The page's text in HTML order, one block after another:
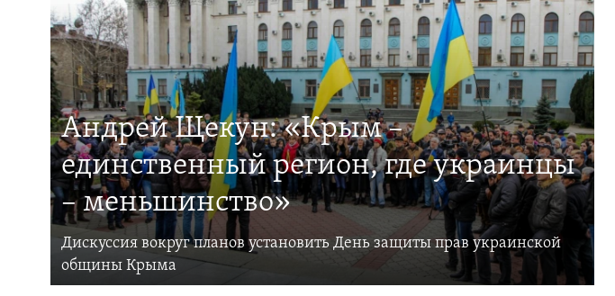
Андрей Щекун: «Крым –
единственный регион, где украинцы
– меньшинство»
Дискуссия вокруг планов установить День защиты прав украинской
общины Крыма